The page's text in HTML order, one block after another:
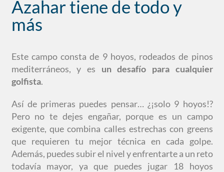
Azahar tiene de todo y
más
Este campo consta de 9 hoyos, rodeados de pinos
mediterráneos, y es un desafío para cualquier
golfista.
Así de primeras puedes pensar… ¿¡solo 9 hoyos!?
Pero no te dejes engañar, porque es un campo
exigente, que combina calles estrechas con greens
que requieren tu mejor técnica en cada golpe.
Además, puedes subir el nivel y enfrentarte a un reto
todavía mayor, ya que puedes jugar 18 hoyos